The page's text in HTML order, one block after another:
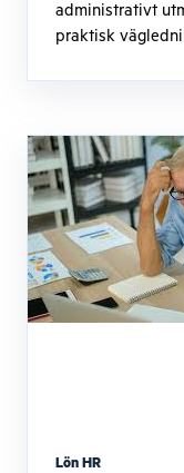
administrativt
praktisk
Lön HR